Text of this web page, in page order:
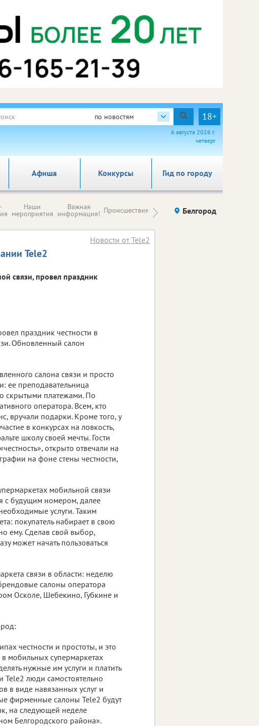
по новостям 18+
6 августа 2026 г.
четверг
Афиша Гид по городу
Конкурсы
Наши
мероприятия
Важная
информация! Происшествия Здоровье компаний (на
правах
Белгород
Tele2
Новости от Tele2
связи, провел праздник
праздник честности в
Обновленный салон
салона связи и просто
ее преподавательница
скрытыми платежами. По
оператора. Всем, кто
вручали подарки. Кроме того, у
в конкурсах на ловкость,
школу своей мечты. Гости
открыто отвечали на
на фоне стены честности,
мобильной связи
с будущим номером, далее
услуги. Таким
покупатель набирает в свою
ему. Сделав свой выбор,
может начать пользоваться
связи в области: неделю
салоны оператора
Осколе, Шебекино, Губкине и
честности и простоты, и это
мобильных супермаркетах
нужные им услуги и платить
Tele2 люди самостоятельно
в виде навязанных услуг и
фирменные салоны Tele2 будут
на следующей неделе
Белгородского района».